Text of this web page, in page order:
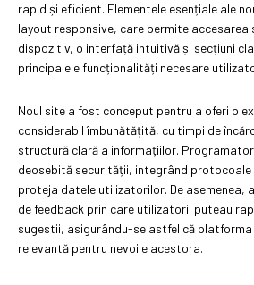
rapid și eficient. Elementele esențiale ale
layout responsive, care permite accesarea
dispozitiv, o interfață intuitivă și secțiuni
principalele funcționalități necesare
Noul site a fost conceput pentru a oferi o
considerabil îmbunătățită, cu timpi de
structură clară a informațiilor.
deosebită securității, integrând
proteja datele utilizatorilor. De asemenea,
de feedback prin care utilizatorii puteau
sugestii, asigurându-se astfel că
relevantă pentru nevoile acestora.